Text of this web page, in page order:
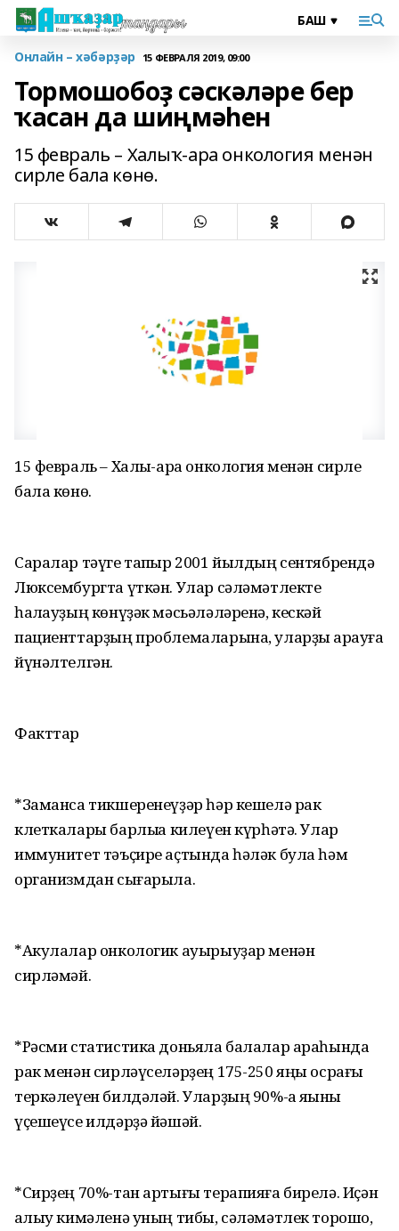
Онлайн – хәбәрҙәр 15 ФЕВРАЛЯ 2019, 09:00
Тормошобоҙ сәскәләре бер
ҡасан да шиңмәһен
15 февраль – Халыҡ-ара онкология менән
сирле бала көнө.
15 февраль – Халыҡ-ара онкология менән сирле
бала көнө.
Саралар тәүге тапҡыр 2001 йылдың сентябрендә
Люксембургта үткән. Улар сәләмәтлекте
һаҡлауҙың көнүҙәк мәсьәләләренә, кескәй
пациенттарҙың проблемаларына, уларҙы ҡарауға
йүнәлтелгән.
Факттар
*Заманса тикшеренеүҙәр һәр кешелә рак
клеткалары барлыҡҡа килеүен күрһәтә. Улар
иммунитет тәъҫире аҫтында һәләк була һәм
организмдан сығарыла.
*Акулалар онкологик ауырыуҙар менән
сирләмәй.
*Рәсми статистика доньяла балалар араһында
рак менән сирләүселәрҙең 175-250 яңы осрағы
теркәлеүен билдәләй. Уларҙың 90%-ҡа яҡыны
үҫешеүсе илдәрҙә йәшәй.
*Сирҙең 70%-тан артығы терапияға бирелә. Иҫән
ҡалыу кимәленә уның тибы, сәләмәтлек торошо,